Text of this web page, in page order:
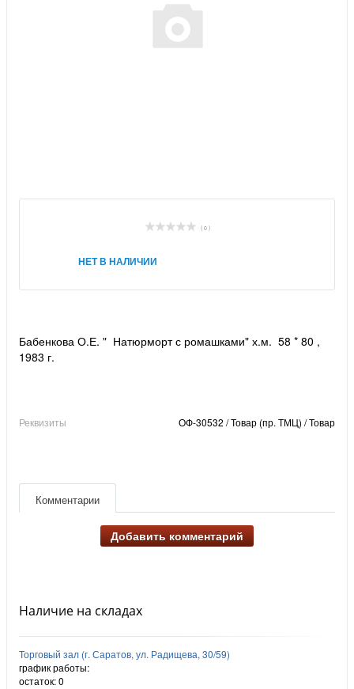
( 0 )
НЕТ В НАЛИЧИИ
Бабенкова О.Е. " Натюрморт с ромашками" х.м. 58 * 80 ,
1983 г.
Реквизиты ОФ-30532 / Товар (пр. ТМЦ) / Товар
Комментарии
Добавить комментарий
Наличие на складах
Торговый зал (г. Саратов, ул. Радищева, 30/59)
график работы:
остаток:0